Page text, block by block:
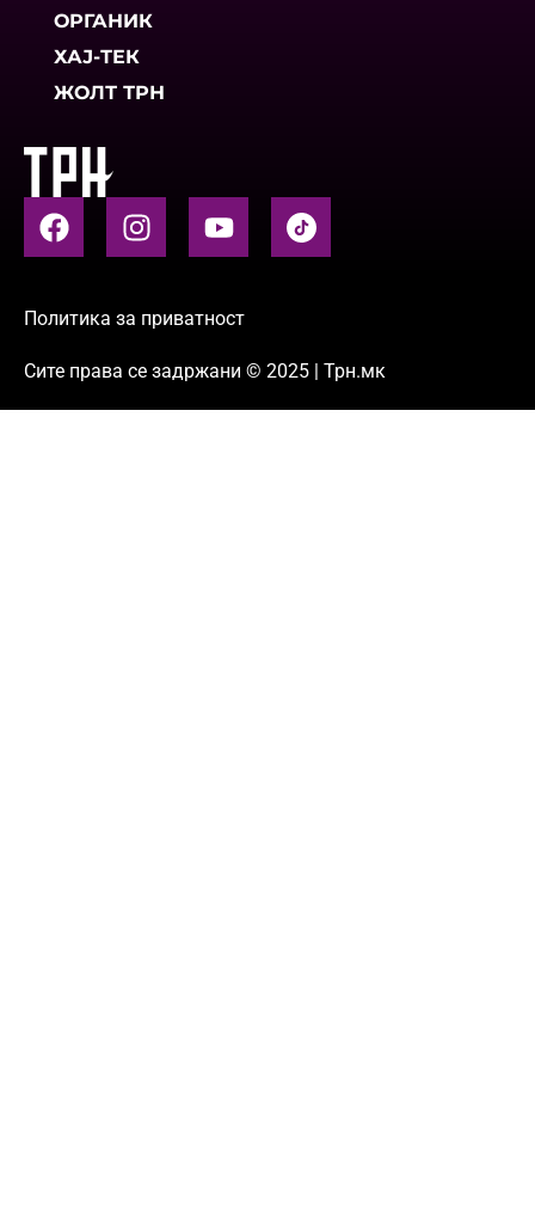
ОРГАНИК
ХАЈ-ТЕК
ЖОЛТ ТРН
Политика за приватност
Сите права се задржани © 2025 | Трн.мк